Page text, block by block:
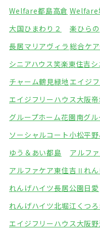
Welfare都島高倉 Welfare
大国ひまわり２
楽ひらの
長居マリアヴィラ 総合ケ
シニアハウス笑楽東住吉
チャーム鶴見緑地エイジ
エイジフリーハウス大阪
グループホーム花園南グ
ソーシャルコート小松平
ゆう＆あい都島
アルフ
アルファケア東住吉Ⅱ れ
れんげハイツ長居公園日愛
れんげハイツ北堀江 くつ
エイジフリーハウス大阪